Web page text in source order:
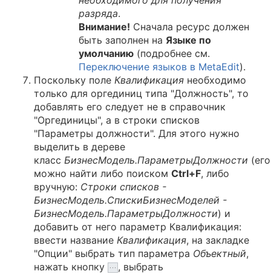
разряда.
Внимание! Сначала ресурс должен
быть заполнен на Языке по
умолчанию (подробнее см.
Переключение языков в MetaEdit).
Поскольку поле Квалификация необходимо
только для оргединиц типа "Должность", то
добавлять его следует не в справочник
"Оргединицы", а в строки списков
"Параметры должности". Для этого нужно
выделить в дереве
класс БизнесМодель.ПараметрыДолжности (его
можно найти либо поиском Ctrl+F, либо
вручную: Строки списков -
БизнесМодель.СпискиБизнесМоделей -
БизнесМодель.ПараметрыДолжности) и
добавить от него параметр Квалификация:
ввести название Квалификация, на закладке
"Опции" выбрать тип параметра Объектный,
нажать кнопку
, выбрать